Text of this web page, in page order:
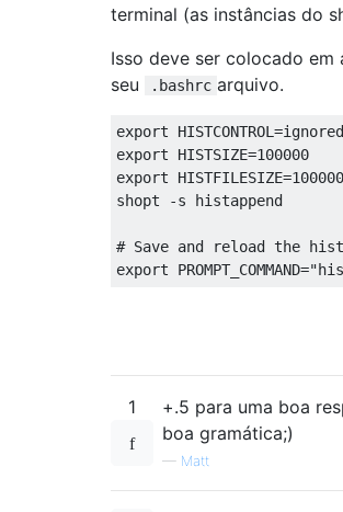
terminal (as instâncias do
Isso deve ser colocado em
seu
.bashrc arquivo.
export HISTCONTROL =
export HISTSIZE=100000
export HISTFILESIZE=100000
shopt
-s
# Save and reload the
export PROMPT_COMMAND=
1
+.5 para uma boa
boa gramática;)
— Matt